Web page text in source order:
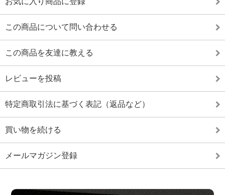
この商品について問い合わせる
この商品を友達に教える
レビューを投稿
特定商取引法に基づく表記（返品など）
買い物を続ける
メールマガジン登録